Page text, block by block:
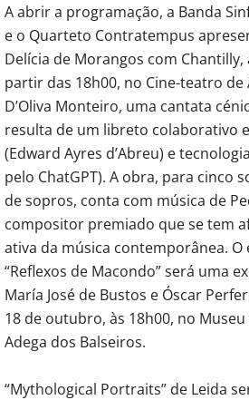
A abrir a programação, a Banda
e o Quarteto Contratempus
Delícia de Morangos com
partir das 18h00, no Cine-teatro de
D’Oliva Monteiro, uma cantata
resulta de um libreto colaborativo
(Edward Ayres d’Abreu) e
pelo ChatGPT). A obra, para cinco
de sopros, conta com música de
compositor premiado que se tem
ativa da música contemporânea. O
“Reflexos de Macondo” será uma
María José de Bustos e Óscar
18 de outubro, às 18h00, no
Adega dos Balseiros.
“Mythological Portraits” de Leida